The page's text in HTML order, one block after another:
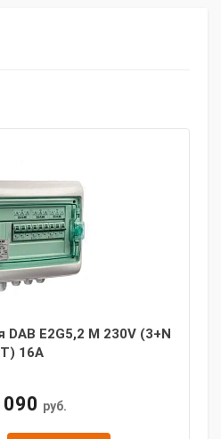
E2G5,2 M 230V (3+N
T) 16A
руб.